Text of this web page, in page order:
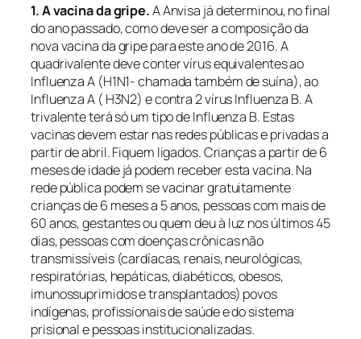
1. A vacina da gripe.A Anvisa já determinou, no final
do ano passado, como deve ser a composição da
nova vacina da gripe para este ano de 2016. A
quadrivalente deve conter vírus equivalentes ao
Influenza A (H1N1- chamada também de suína), ao
Influenza A ( H3N2) e contra 2 vírus Influenza B. A
trivalente terá só um tipo de Influenza B. Estas
vacinas devem estar nas redes públicas e privadas a
partir de abril. Fiquem ligados. Crianças a partir de 6
meses de idade já podem receber esta vacina. Na
rede pública podem se vacinar gratuitamente
crianças de 6 meses a 5 anos, pessoas com mais de
60 anos, gestantes ou quem deu à luz nos últimos 45
dias, pessoas com doenças crônicas não
transmissíveis (cardíacas, renais, neurológicas,
respiratórias, hepáticas, diabéticos, obesos,
imunossuprimidos e transplantados) povos
indígenas, profissionais de saúde e do sistema
prisional e pessoas institucionalizadas.